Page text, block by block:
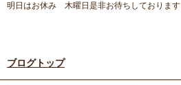
明日はお休み 木曜日是非お待ちしております
ブログトップ